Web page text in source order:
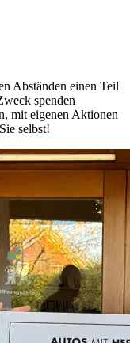
Abständen einen Teil
spenden
mit eigenen Aktionen
selbst!